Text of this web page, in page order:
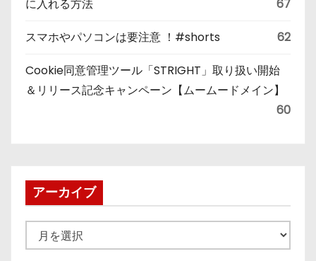
に入れる方法 67
スマホやパソコンは要注意 ！#shorts 62
Cookie同意管理ツール「STRIGHT」取り扱い開始
＆リリース記念キャンペーン【ムームードメイン】
60
アーカイブ
ー